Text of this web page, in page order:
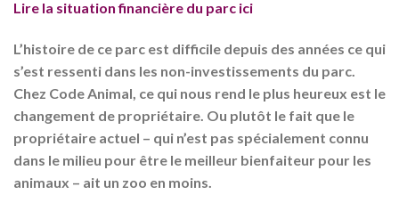
Lire la situation financière du parc ici
L’histoire de ce parc est difficile depuis des années ce qui
s’est ressenti dans les non-investissements du parc.
Chez Code Animal, ce qui nous rend le plus heureux est le
changement de propriétaire. Ou plutôt le fait que le
propriétaire actuel – qui n’est pas spécialement connu
dans le milieu pour être le meilleur bienfaiteur pour les
animaux – ait un zoo en moins.